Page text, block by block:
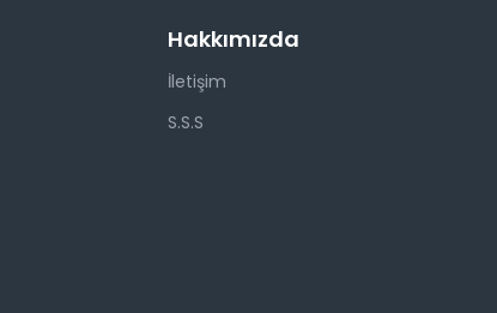
Hakkımızda
İletişim
S.S.S